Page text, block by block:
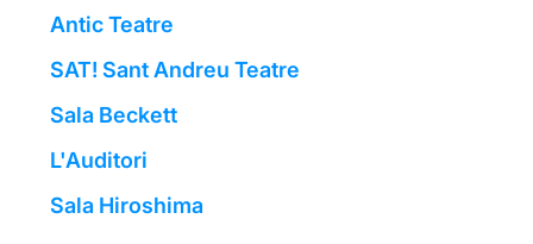
Antic Teatre
SAT! Sant Andreu Teatre
Sala Beckett
L'Auditori
Sala Hiroshima